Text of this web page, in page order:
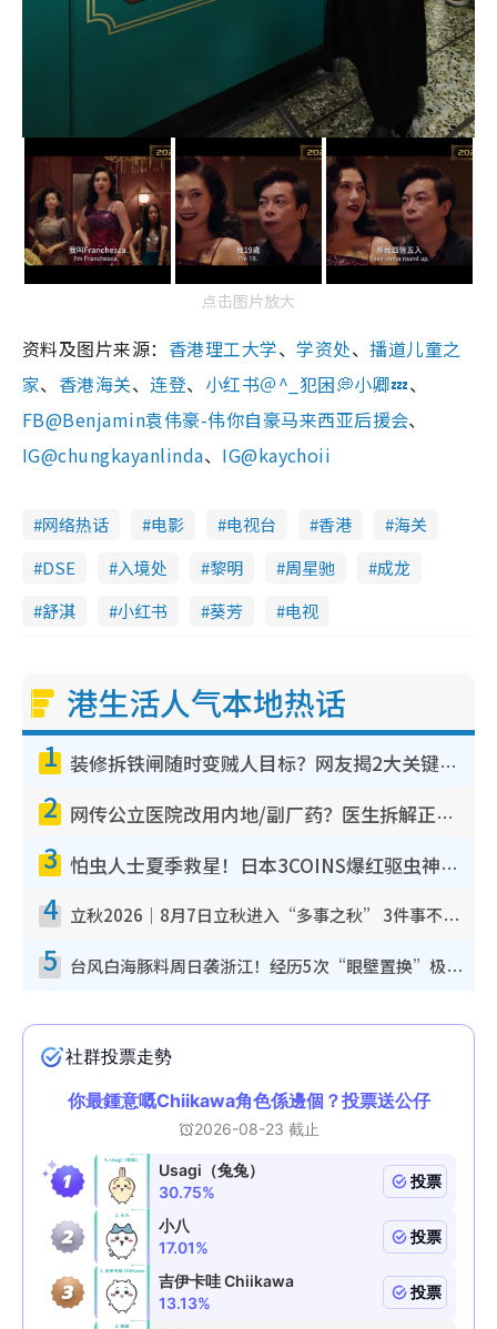
点击图片放大
资料及图片来源： 香港理工大学、学资处、播道儿童之
家、 香港海关、连登、 小红书＠^_犯困💭小卿💤、
FB@Benjamin袁伟豪-伟你自豪马来西亚后援会、
IG@chungkayanlinda、 IG@kaychoii
网络热话 电影 电视台 香港
海关
DSE
入境处 黎明 周星驰
成龙
舒淇
小红书 葵芳 电视
港生活人气本地热话
1 装修拆铁闸随时变贼人目标？网友揭2大关键用途：装新款等于白装？附新旧铁闸分别
2 网传公立医院改用内地/副厂药？医生拆解正副厂分别，揭4类人换药随时出事
3 怕虫人士夏季救星！日本3COINS爆红驱虫神器$45起 1招“全程免触碰”轻松搞定小强
4 立秋2026｜8月7日立秋进入“多事之秋” 3件事不可做！专家教6招开运 清杂物／钱包纳气接好运
5 台风白海豚料周日袭浙江！经历5次“眼壁置换”极罕见 成登陆内地最长途台风